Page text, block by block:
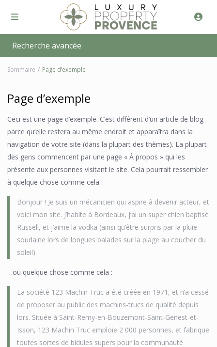
Recherche avancée
Sommaire Page d’exemple
Page d’exemple
Ceci est une page d’exemple. C’est différent d’un article de blog
parce qu’elle restera au même endroit et apparaîtra dans la
navigation de votre site (dans la plupart des thèmes). La plupart
des gens commencent par une page « À propos » qui les
présente aux personnes visitant le site. Cela pourrait ressembler
à quelque chose comme cela :
Bonjour ! Je suis un mécanicien qui aspire à devenir acteur, et
voici mon site. J’habite à Bordeaux, j’ai un super chien baptisé
Russell, et j’aime la vodka (ainsi qu’être surpris par la pluie
soudaine lors de longues balades sur la plage au coucher du
soleil).
…ou quelque chose comme cela :
La société 123 Machin Truc a été créée en 1971, et n’a cessé
de proposer au public des machins-trucs de qualité depuis
lors. Située à Saint-Remy-en-Bouzemont-Saint-Genest-et-
Isson, 123 Machin Truc emploie 2 000 personnes, et fabrique
toutes sortes de bidules supers pour la communauté